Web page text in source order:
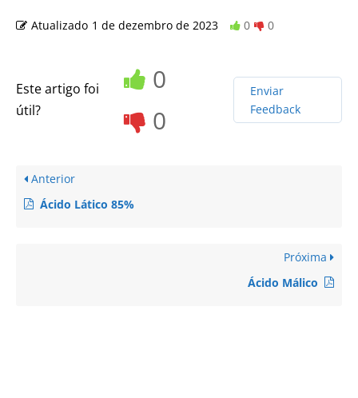
Atualizado 1 de dezembro de 2023 0 0
Este artigo foi
útil?
0
0
Enviar
Feedback
Anterior
Ácido Lático 85%
Próxima
Ácido Málico